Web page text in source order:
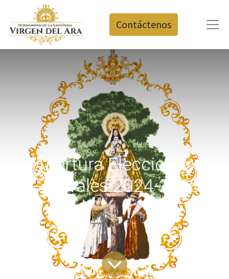
Contáctenos
Apertura Elecciones
Generales 2024-2028